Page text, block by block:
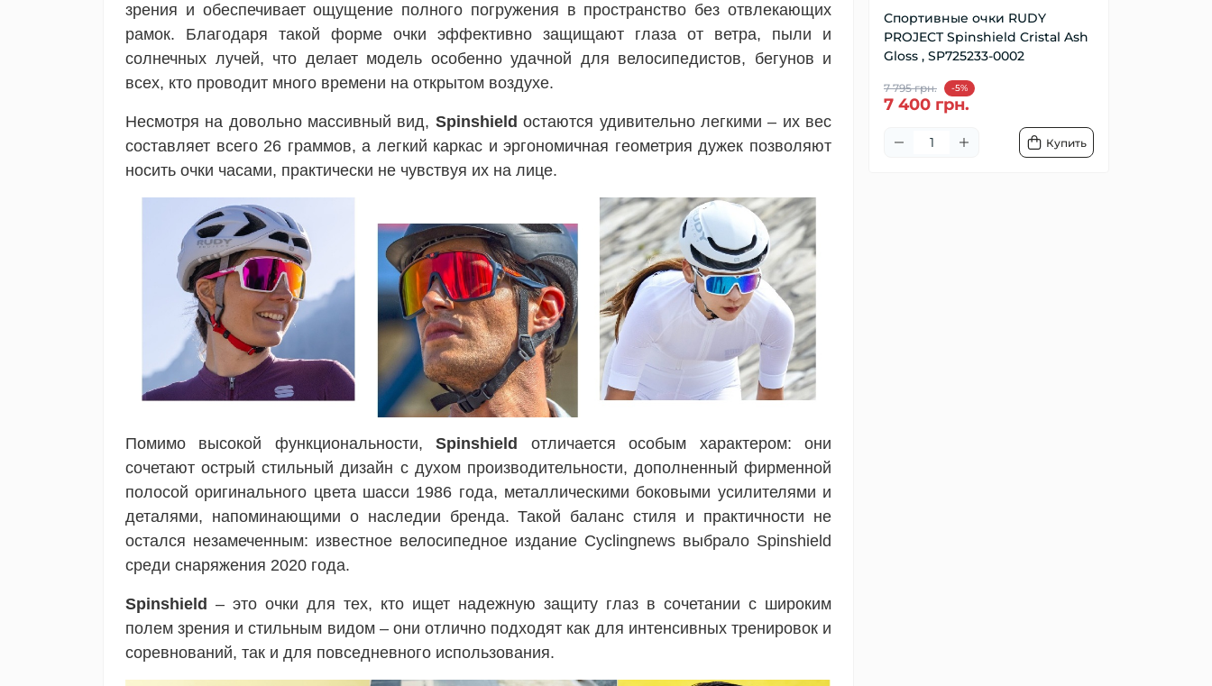
Спортивные очки RUDY
PROJECT Spinshield Cristal Ash
Gloss , SP725233-0002
7 795 грн. -5%
7 400 грн.
Купить
зрения и обеспечивает ощущение полного погружения в пространство без отвлекающих
рамок. Благодаря такой форме очки эффективно защищают глаза от ветра, пыли и
солнечных лучей, что делает модель особенно удачной для велосипедистов, бегунов и
всех, кто проводит много времени на открытом воздухе.
Несмотря на довольно массивный вид, Spinshield остаются удивительно легкими – их вес
составляет всего 26 граммов, а легкий каркас и эргономичная геометрия дужек позволяют
носить очки часами, практически не чувствуя их на лице.
Помимо высокой функциональности,Spinshield
отличается особым характером: они
сочетают острый стильный дизайн с духом производительности, дополненный фирменной
полосой оригинального цвета шасси 1986 года, металлическими боковыми усилителями и
деталями, напоминающими о наследии бренда. Такой баланс стиля и практичности не
остался незамеченным: известное велосипедное издание Cyclingnews выбрало Spinshield
среди снаряжения 2020 года.
Spinshield – это очки для тех, кто ищет надежную защиту глаз в сочетании с широким
полем зрения и стильным видом – они отлично подходят как для интенсивных тренировок и
соревнований, так и для повседневного использования.